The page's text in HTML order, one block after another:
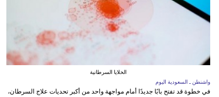
الخلايا السرطانية
واشنطن ـ السعودية اليوم
في خطوة قد تفتح بابًا جديدًا أمام مواجهة واحد من أكبر تحديات علاج السرطان،